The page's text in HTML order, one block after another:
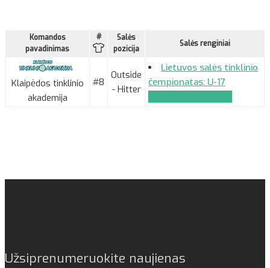
Komandos
pavadinimas
#
Salės
pozicija
Salės renginiai
Klaipėdos tinklinio
akademija
#8
Outside
- Hitter
Lietuvos salės tinklinio
čempionatas: U-17
Užsiprenumeruokite naujienas